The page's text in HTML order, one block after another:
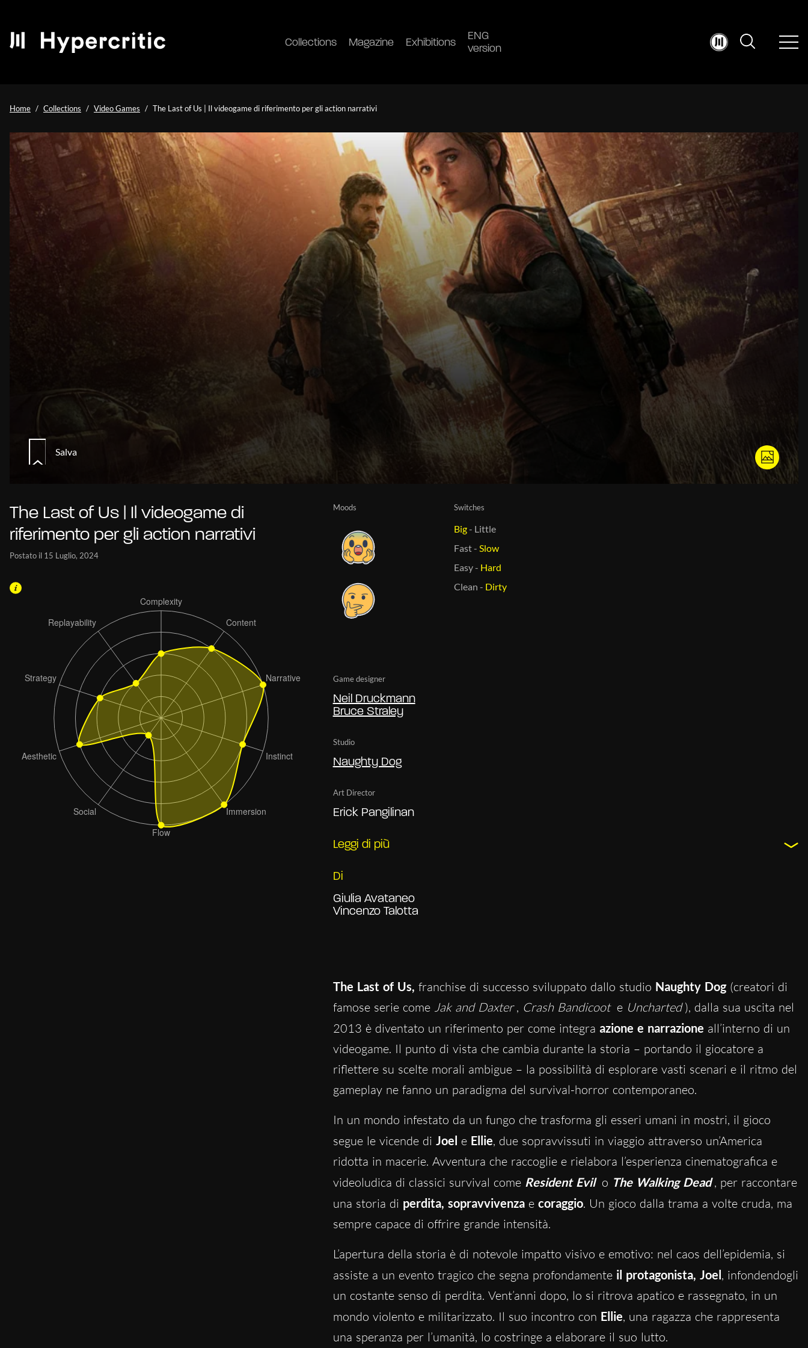
Collections Magazine Exhibitions
ENG
version
Home Collections Video Games The Last of Us | Il videogame di riferimento per gli action narrativi
Salva
The Last of Us | Il videogame di
riferimento per gli action narrativi
Postato il 15 Luglio, 2024
Moods Switches
Big- Little
Fast-Slow
Easy- Hard
Clean - Dirty
Game designer
Neil Druckmann
Bruce Straley
Studio
Naughty Dog
Art Director
Erick Pangilinan
Leggi di più
Di
Giulia Avataneo
Vincenzo Talotta
The Last of Us, franchise di successo sviluppato dallo studio Naughty Dog(creatori di
famose serie come Jak and Daxter , Crash Bandicoot e Uncharted ), dalla sua uscita nel
2013 è diventato un riferimento per come integra azione e narrazione all’interno di un
videogame. Il punto di vista che cambia durante la storia – portando il giocatore a
riflettere su scelte morali ambigue – la possibilità di esplorare vasti scenari e il ritmo del
gameplay ne fanno un paradigma del survival-horror contemporaneo.
In un mondo infestato da un fungo che trasforma gli esseri umani in mostri, il gioco
segue le vicende di Joel e Ellie, due sopravvissuti in viaggio attraverso un’America
ridotta in macerie. Avventura che raccoglie e rielabora l’esperienza cinematografica e
videoludica di classici survival come Resident Evil o The Walking Dead , per raccontare
una storia di perdita, sopravvivenzae coraggio. Un gioco dalla trama a volte cruda, ma
sempre capace di offrire grande intensità.
L’apertura della storia è di notevole impatto visivo e emotivo: nel caos dell’epidemia, si
assiste a un evento tragico che segna profondamente il protagonista, Joel, infondendogli
un costante senso di perdita. Vent’anni dopo, lo si ritrova apatico e rassegnato, in un
mondo violento e militarizzato. Il suo incontro con Ellie, una ragazza che rappresenta
una speranza per l’umanità, lo costringe a elaborare il suo lutto.